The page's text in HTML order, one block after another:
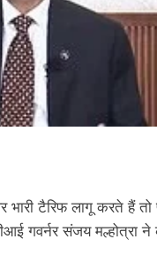
भारी टैरिफ लागू करते हैं
गवर्नर संजय